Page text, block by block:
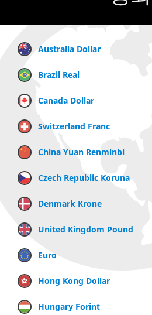
Australia Dollar
Brazil Real
Canada Dollar
Switzerland Franc
China Yuan Renminbi
Czech Republic Koruna
Denmark Krone
United Kingdom Pound
Euro
Hong Kong Dollar
Hungary Forint